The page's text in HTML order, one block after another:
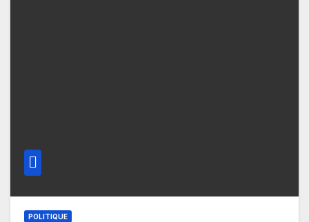
POLITIQUE